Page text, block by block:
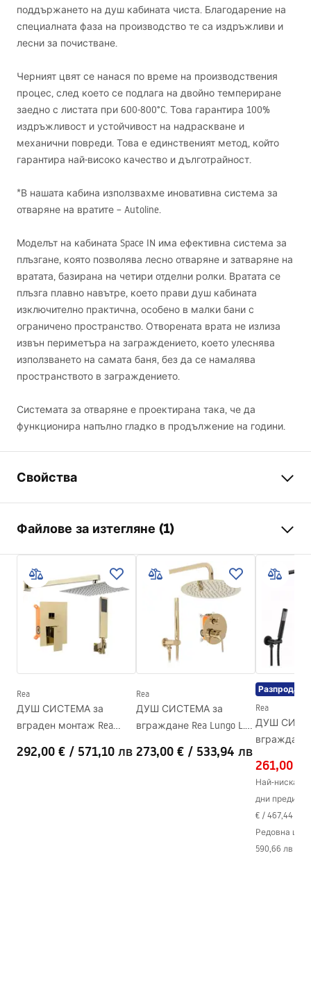
поддържането на душ кабината чиста. Благодарение на
специалната фаза на производство те са издръжливи и
лесни за почистване.
Черният цвят се нанася по време на производствения
процес, след което се подлага на двойно темпериране
заедно с листата при 600-800°C. Това гарантира 100%
издръжливост и устойчивост на надраскване и
механични повреди. Това е единственият метод, който
гарантира най-високо качество и дълготрайност.
*В нашата кабина използвахме иновативна система за
отваряне на вратите – Autoline.
Моделът на кабината Space IN има ефективна система за
плъзгане, която позволява лесно отваряне и затваряне на
вратата, базирана на четири отделни ролки. Вратата се
плъзга плавно навътре, което прави душ кабината
изключително практична, особено в малки бани с
ограничено пространство. Отворената врата не излиза
извън периметъра на заграждението, което улеснява
използването на самата баня, без да се намалява
пространството в заграждението.
Системата за отваряне е проектирана така, че да
функционира напълно гладко в продължение на години.
Свойства
Цвят на смесителя
Черни
тип душ-кабина
Ъглова
цвят на стъклото
Прозрачен 6mm
начин на отваряне
Плъзгащ механизъм
Монтаж
на душ коритото или пода
Височина
1950
Гаранция
Покритие Easy Clean
Да
Файлове за изтегляне (1)
shower manual
shower manual.pdf
Rea
ДУШ СИСТЕМА за
вграден монтаж Rea
292,00 € / 571,10 лв
Rea
ДУШ СИСТЕМА за
вграждане Rea Lungo L.
273,00 € / 533,94 лв
Rea
ДУШ
вграждане
261,00 €
Най-ниска
дни преди
€ / 467,44 лв
Редовна
590,66 лв